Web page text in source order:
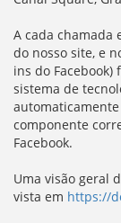
A cada chamada
do nosso site, e
ins do
sistema de
componente
Facebook.
Uma visão geral
vista em https://